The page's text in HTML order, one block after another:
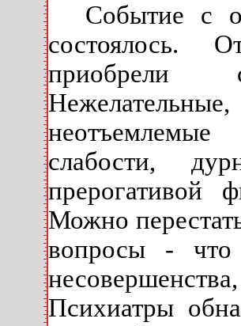
Событие с
состоялось.
приобрели
неотъемлемые
слабости,
прерогативой
Можно
вопросы - что
Психиатры